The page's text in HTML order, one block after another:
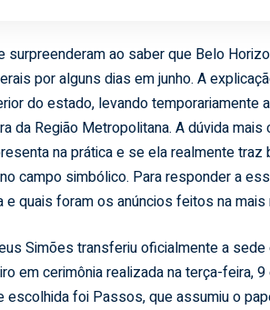
surpreenderam ao saber que Belo
por alguns dias em junho. A
do estado, levando temporariamente
da Região Metropolitana. A dúvida
na prática e se ela realmente
campo simbólico. Para responder a
e quais foram os anúncios feitos na
Simões transferiu oficialmente a
em cerimônia realizada na terça-feira,
escolhida foi Passos, que assumiu o